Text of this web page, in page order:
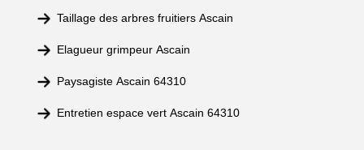
Taillage des arbres fruitiers Ascain
Elagueur grimpeur Ascain
Paysagiste Ascain 64310
Entretien espace vert Ascain 64310